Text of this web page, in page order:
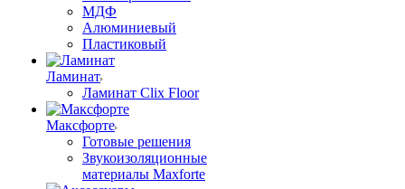
МДФ
Алюминиевый
Пластиковый
Ламинат
Ламинат Clix Floor
Максфорте
Готовые решения
Звукоизоляционные
материалы Maxforte